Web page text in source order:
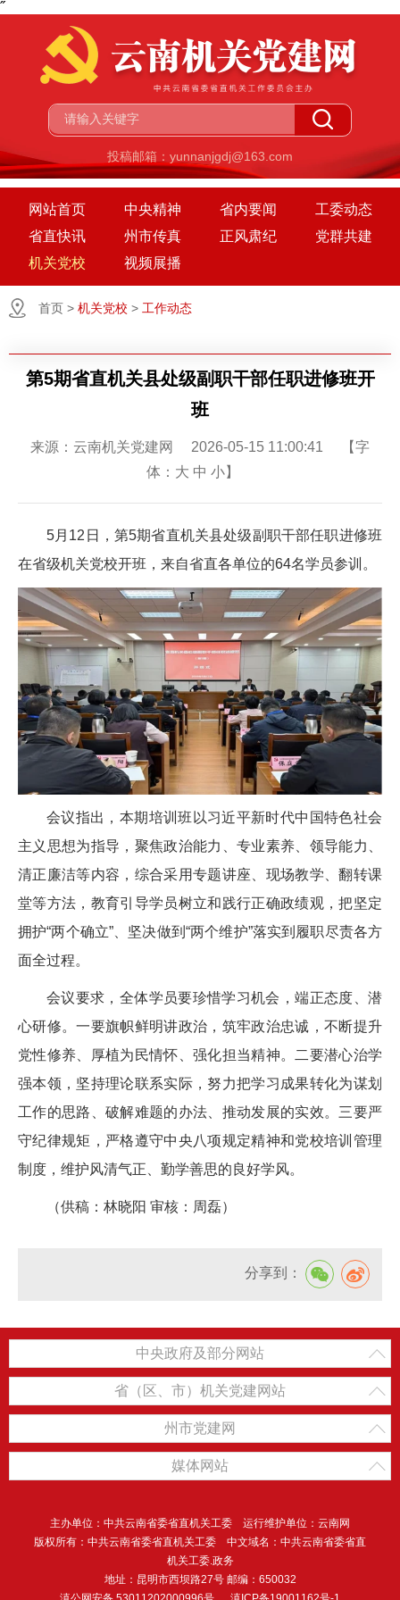
˝
投稿邮箱：yunnanjgdj@163.com
网站首页 中央精神 省内要闻
工委动态
省直快讯
州市传真 正风肃纪
党群共建
机关党校
视频展播
首页 > 机关党校 > 工作动态
第5期省直机关县处级副职干部任职进修班开
班
来源：云南机关党建网 2026-05-15 11:00:41 【字
体： 大 中 小】
5月12日，第5期省直机关县处级副职干部任职进修班
在省级机关党校开班，来自省直各单位的64名学员参训。
会议指出，本期培训班以习近平新时代中国特色社会
主义思想为指导，聚焦政治能力、专业素养、领导能力、
清正廉洁等内容，综合采用专题讲座、现场教学、翻转课
堂等方法，教育引导学员树立和践行正确政绩观，把坚定
拥护“两个确立”、坚决做到“两个维护”落实到履职尽责各方
面全过程。
会议要求，全体学员要珍惜学习机会，端正态度、潜
心研修。一要旗帜鲜明讲政治，筑牢政治忠诚，不断提升
党性修养、厚植为民情怀、强化担当精神。二要潜心治学
强本领，坚持理论联系实际，努力把学习成果转化为谋划
工作的思路、破解难题的办法、推动发展的实效。三要严
守纪律规矩，严格遵守中央八项规定精神和党校培训管理
制度，维护风清气正、勤学善思的良好学风。
（供稿：林晓阳 审核：周磊）
分享到：
中央政府及部分网站
省（区、市）机关党建网站
州市党建网
媒体网站
主办单位：中共云南省委省直机关工委 运行维护单位：云南网
版权所有：中共云南省委省直机关工委 中文域名：中共云南省委省直
机关工委.政务
地址：昆明市西坝路27号 邮编：650032